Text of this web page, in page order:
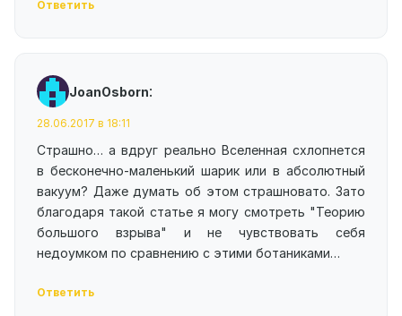
Ответить
JoanOsborn:
28.06.2017 в 18:11
Страшно… а вдруг реально Вселенная схлопнется
в бесконечно-маленький шарик или в абсолютный
вакуум? Даже думать об этом страшновато. Зато
благодаря такой статье я могу смотреть "Теорию
большого взрыва" и не чувствовать себя
недоумком по сравнению с этими ботаниками…
Ответить